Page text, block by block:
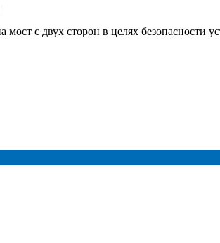
с двух сторон в целях безопасности